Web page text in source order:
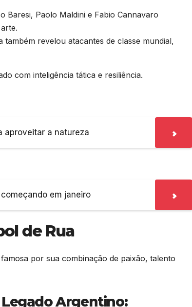
Baresi, Paolo Maldini e Fabio Cannavaro
revelou atacantes de classe mundial,
com inteligência tática e resiliência.
aproveitar a natureza
em janeiro
de Rua
por sua combinação de paixão, talento
Argentino: